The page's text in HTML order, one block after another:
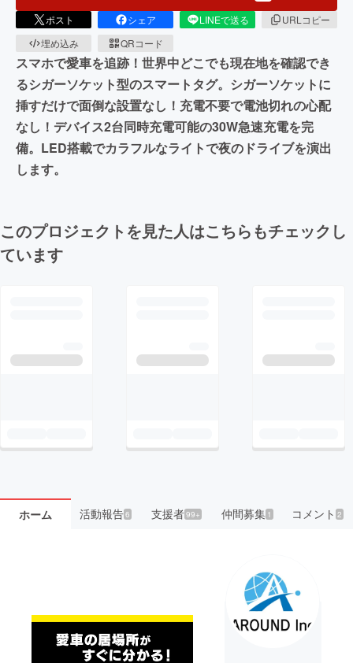
ポスト シェア LINEで送る
URLコピー
埋め込み
QRコード
スマホで愛車を追跡！世界中どこでも現在地を確認でき
るシガーソケット型のスマートタグ。シガーソケットに
挿すだけで面倒な設置なし！充電不要で電池切れの心配
なし！デバイス2台同時充電可能の30W急速充電を完
備。LED搭載でカラフルなライトで夜のドライブを演出
します。
このプロジェクトを見た人はこちらもチェックし
ています
ホーム 活動報告6 支援者99+ 仲間募集 1 コメント 2